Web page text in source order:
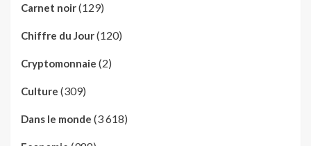
Carnet noir(129)
Chiffre du Jour(120)
Cryptomonnaie (2)
Culture (309)
Dans le monde (3 618)